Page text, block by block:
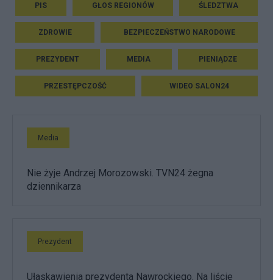
PIS GŁOS REGIONÓW ŚLEDZTWA
ZDROWIE BEZPIECZEŃSTWO NARODOWE
PREZYDENT MEDIA PIENIĄDZE
PRZESTĘPCZOŚĆ WIDEO SALON24
Media
Nie żyje Andrzej Morozowski. TVN24 żegna
dziennikarza
Prezydent
Ułaskawienia prezydenta Nawrockiego. Na liście